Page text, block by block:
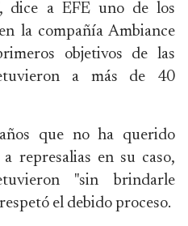
dice a EFE uno de los
la compañía Ambiance
objetivos de las
a más de 40
que no ha querido
represalias en su caso,
"sin brindarle
el debido proceso.